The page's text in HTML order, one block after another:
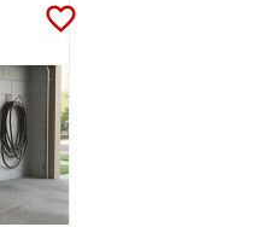
favorite_border